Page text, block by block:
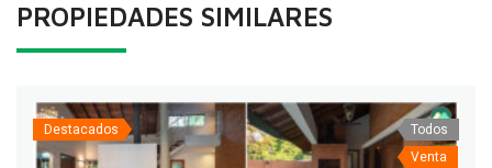
PROPIEDADES SIMILARES
Destacados
Todos
Venta